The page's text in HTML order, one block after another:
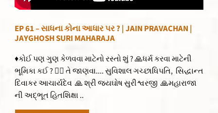
EP 61 – સાધના કોના આધાર પર ? | JAIN PRAVACHAN |
JAYGHOSH SURI MAHARAJA
♦કોઈ પણ ગુણ કેળવવા માટેનો રસ્તો શું ? 🙏ધર્મ કરવા માટેની
ભૂમિકા કઈ ? 👌🏻 તે જાણવા.... સુવિશાલ ગચ્છાધિપતિ, સિદ્ધાન્ત
દિવાકર આચાર્યદેવ 🙏 શ્રી જયઘોષ સુરીશ્વરજી 🙏મહારાજા
ની અદ્ભૂત હિતશિક્ષા ..